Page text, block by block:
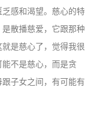
感和渴望。慈心的特
散播慈爱，它跟那种
是慈心了，觉得我很
不是慈心，而是贪
子女之间，有可能有